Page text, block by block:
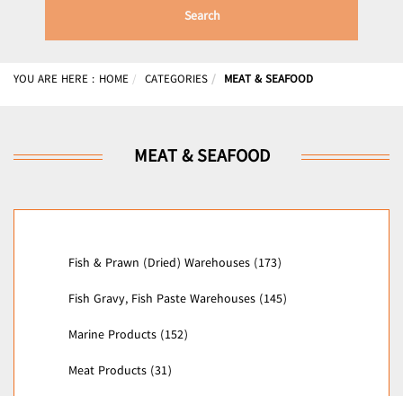
Search
YOU ARE HERE : HOME CATEGORIES MEAT & SEAFOOD
MEAT & SEAFOOD
Fish & Prawn (Dried) Warehouses (173)
Fish Gravy, Fish Paste Warehouses (145)
Marine Products (152)
Meat Products (31)